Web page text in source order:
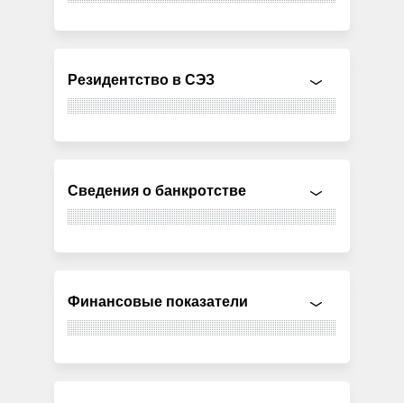
Резидентство в СЭЗ
Сведения о банкротстве
Финансовые показатели